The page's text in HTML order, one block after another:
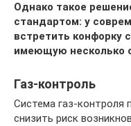
Однако такое
стандартом: у
встретить конфорку
имеющую несколько
Газ-контроль
Система газ-контроля
снизить риск